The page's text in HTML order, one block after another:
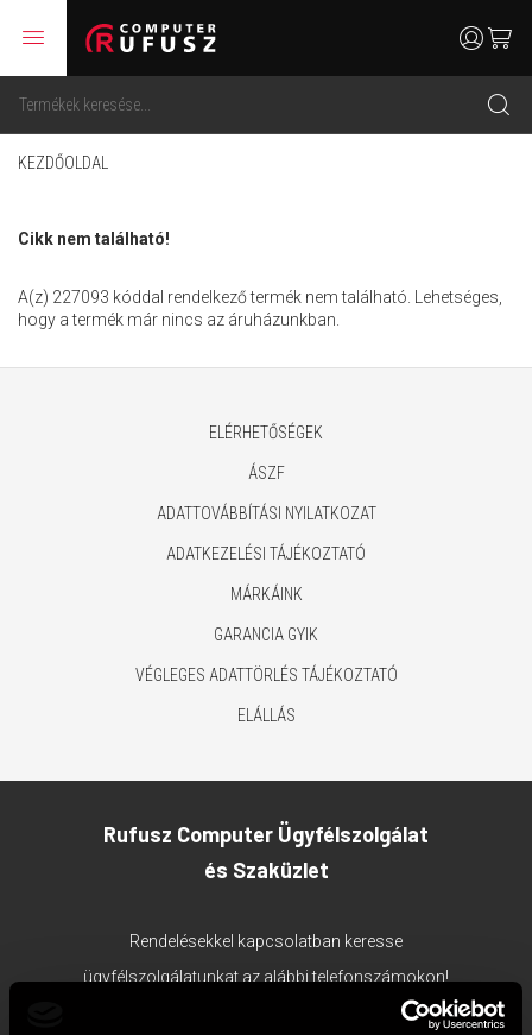
menu
search
usercart
KEZDŐOLDAL
Cikk nem található!
A(z) 227093 kóddal rendelkező termék nem található. Lehetséges,
hogy a termék már nincs az áruházunkban.
ELÉRHETŐSÉGEK
ÁSZF
ADATTOVÁBBÍTÁSI NYILATKOZAT
ADATKEZELÉSI TÁJÉKOZTATÓ
MÁRKÁINK
GARANCIA GYIK
VÉGLEGES ADATTÖRLÉS TÁJÉKOZTATÓ
ELÁLLÁS
Rufusz Computer Ügyfélszolgálat
és Szaküzlet
Rendelésekkel kapcsolatban keresse
ügyfélszolgálatunkat az alábbi telefonszámokon!
1117 Budapest, Bercsényi utca 19/a.